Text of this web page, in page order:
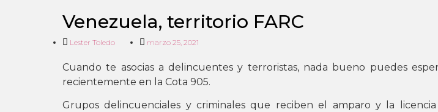
Venezuela, territorio FARC
Lester Toledo marzo 25, 2021
Cuando te asocias a delincuentes y terroristas, nada bueno puedes
recientemente en la Cota 905.
Grupos delincuenciales y criminales que reciben el amparo y la